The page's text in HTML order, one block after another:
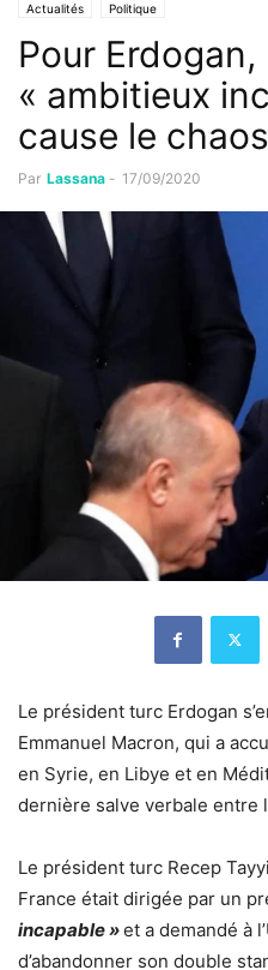
Actualités Politique
Pour
« ambitieux
cause le chaos
Par Lassana - 17/09/2020
Le président turc Erdogan
Emmanuel Macron, qui a
en Syrie, en Libye et en
dernière salve verbale entre
Le président turc Recep
France était dirigée par un
incapable »et a demandé à
d’abandonner son double